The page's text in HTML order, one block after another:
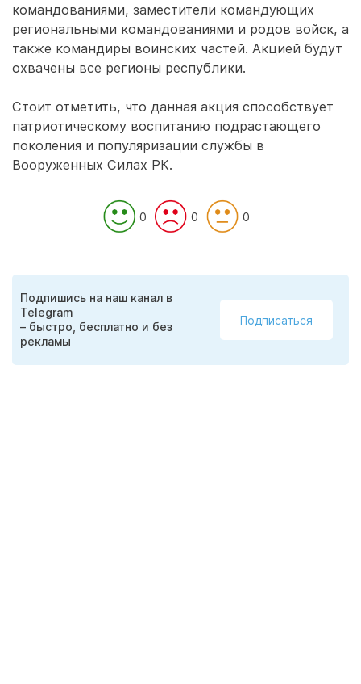
командованиями, заместители командующих
региональными командованиями и родов войск, а
также командиры воинских частей. Акцией будут
охвачены все регионы республики.
Стоит отметить, что данная акция способствует
патриотическому воспитанию подрастающего
поколения и популяризации службы в
Вооруженных Силах РК.
0 0 0
Подпишись на наш канал в
Telegram
– быстро, бесплатно и без
рекламы
Подписаться